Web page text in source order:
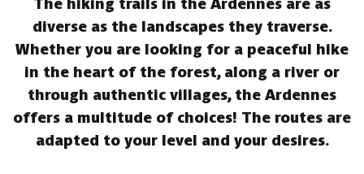
The hiking trails in the Ardennes are as
diverse as the landscapes they traverse.
Whether you are looking for a peaceful hike
in the heart of the forest, along a river or
through authentic villages, the Ardennes
offers a multitude of choices! The routes are
adapted to your level and your desires.